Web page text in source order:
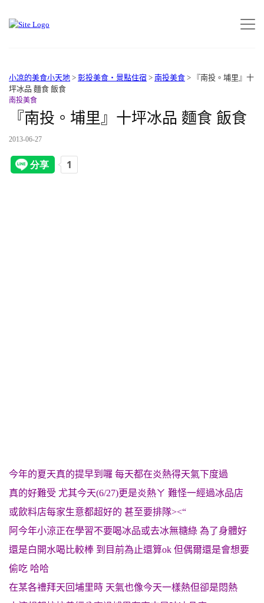
小凉的美食小天地 > 彰投美食‧景點住宿 > 南投美食 >
『南投。埔里』十
坪冰品 麵食 飯食
南投美食
『南投。埔里』十坪冰品 麵食 飯食
2013-06-27
今年的夏天真的提早到囉 每天都在炎熱得天氣下度過
真的好難受 尤其今天(6/27)更是炎熱ㄚ 難怪一經過冰品店
或飲料店每家生意都超好的 甚至要排隊><“
阿今年小涼正在學習不要喝冰品或去冰無糖綠 為了身體好
還是白開水喝比較棒 到目前為止還算ok 但偶爾還是會想要
偷吃 哈哈
在某各禮拜天回埔里時 天氣也像今天一樣熱但卻是悶熱